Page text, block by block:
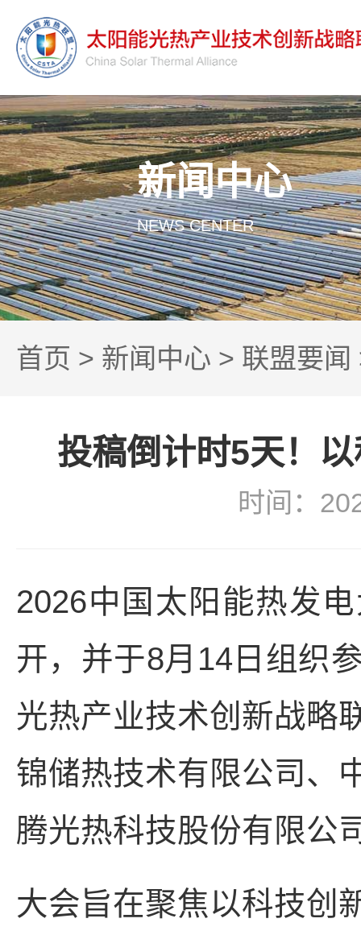
新闻中心
NEWS CENTER
首页 > 新闻中心 > 联盟要闻
投稿倒计时5天！
时间：
2026中国太阳能热发
开，并于8月14日组织
光热产业技术创新战略
锦储热技术有限公司、
腾光热科技股份有限公
大会旨在聚焦以科技创